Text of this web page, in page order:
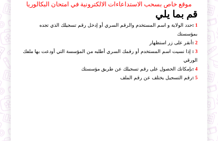
موقع خاص بسحب الاستداعاءات الالكترونية في امتحان البكالوريا
قم بما يلي
1
:حدد الولاية و اسم المستخدم والرقم السري أو إدخل رقم تسجيلك الذي تجده
بمؤسستك
2
: أنقر على زر استظهار
3
: إذا نسيت اسم المستخدم أو رقمك السري أطلبه من المؤسسة التي أودعت بها ملفك
الورقي
4
:بإمكانك الحصول على رقم تسجيلك عن طريق مؤسستك
5
:رقم التسجيل يختلف عن رقم الملف